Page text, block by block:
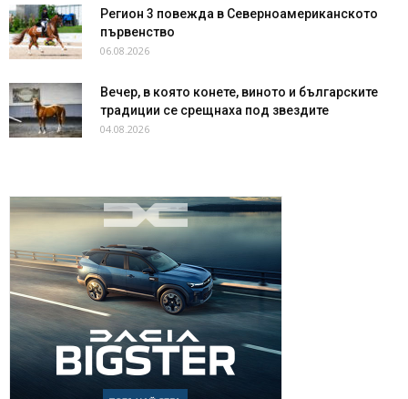
Регион 3 повежда в Северноамериканското
първенство
06.08.2026
Вечер, в която конете, виното и българските
традиции се срещнаха под звездите
04.08.2026